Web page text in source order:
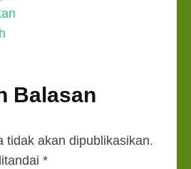
Balasan
tidak akan dipublikasikan.
*